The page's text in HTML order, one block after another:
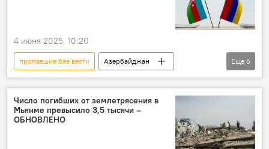
4 июня 2025, 10:20
пропавшие без вести
Азербайджан
Армения
Государственная комиссия по делам военнопленных, заложников и без вести пропавших граждан АР
Политика
Граница
Еще 5
Число погибших от землетрясения в
Мьянме превысило 3,5 тысячи –
ОБНОВЛЕНО